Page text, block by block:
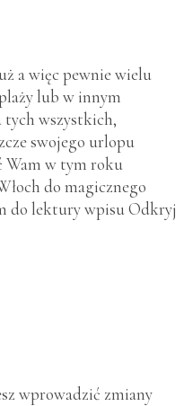
a więc pewnie wielu
lub w innym
tych wszystkich,
swojego urlopu
Wam w tym roku
do magicznego
do lektury wpisu Odkryj
wprowadzić zmiany